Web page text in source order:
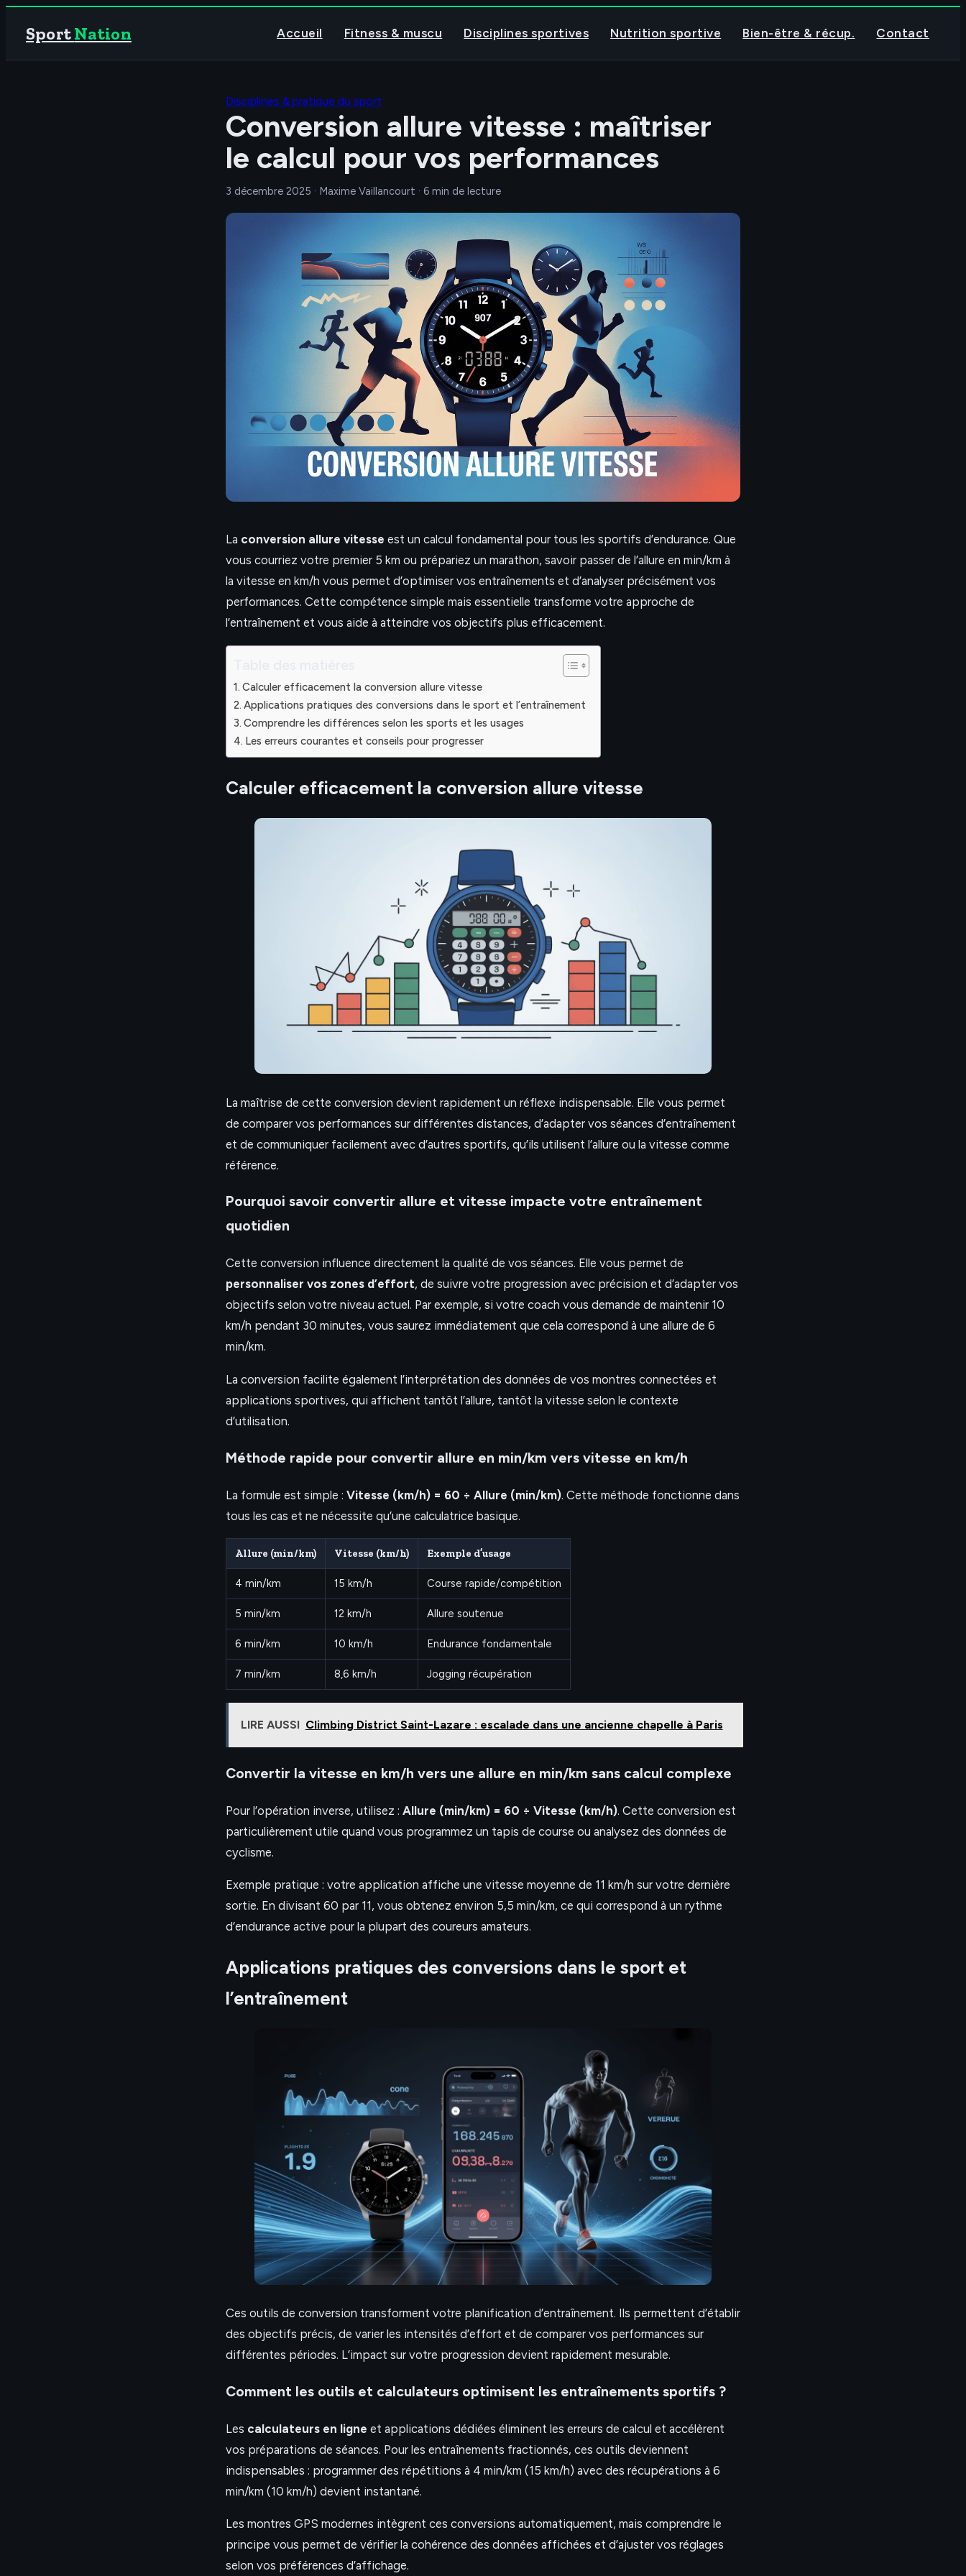
SportNation Accueil Fitness & muscu Disciplines sportives Nutrition sportive Bien-être & récup. Contact
Disciplines & pratique du sport
Conversion allure vitesse : maîtriser
le calcul pour vos performances
3 décembre 2025 · Maxime Vaillancourt · 6 min de lecture
La conversion allure vitesse est un calcul fondamental pour tous les sportifs d’endurance. Que
vous courriez votre premier 5 km ou prépariez un marathon, savoir passer de l’allure en min/km à
la vitesse en km/h vous permet d’optimiser vos entraînements et d’analyser précisément vos
performances. Cette compétence simple mais essentielle transforme votre approche de
l’entraînement et vous aide à atteindre vos objectifs plus efficacement.
Calculer efficacement la conversion allure vitesse
Applications pratiques des conversions dans le sport et l’entraînement
Comprendre les différences selon les sports et les usages
Les erreurs courantes et conseils pour progresser
Calculer efficacement la conversion allure vitesse
La maîtrise de cette conversion devient rapidement un réflexe indispensable. Elle vous permet
de comparer vos performances sur différentes distances, d’adapter vos séances d’entraînement
et de communiquer facilement avec d’autres sportifs, qu’ils utilisent l’allure ou la vitesse comme
référence.
Pourquoi savoir convertir allure et vitesse impacte votre entraînement
quotidien
Cette conversion influence directement la qualité de vos séances. Elle vous permet de
personnaliser vos zones d’effort, de suivre votre progression avec précision et d’adapter vos
objectifs selon votre niveau actuel. Par exemple, si votre coach vous demande de maintenir 10
km/h pendant 30 minutes, vous saurez immédiatement que cela correspond à une allure de 6
min/km.
La conversion facilite également l’interprétation des données de vos montres connectées et
applications sportives, qui affichent tantôt l’allure, tantôt la vitesse selon le contexte
d’utilisation.
Méthode rapide pour convertir allure en min/km vers vitesse en km/h
La formule est simple : Vitesse (km/h) = 60 ÷ Allure (min/km). Cette méthode fonctionne dans
tous les cas et ne nécessite qu’une calculatrice basique.
Allure (min/km) Vitesse (km/h) Exemple d’usage
4 min/km 15 km/h Course rapide/compétition
5 min/km 12 km/h Allure soutenue
6 min/km 10 km/h Endurance fondamentale
7 min/km 8,6 km/h Jogging récupération
LIRE AUSSI Climbing District Saint-Lazare : escalade dans une ancienne chapelle à Paris
Convertir la vitesse en km/h vers une allure en min/km sans calcul complexe
Pour l’opération inverse, utilisez : Allure (min/km) = 60 ÷ Vitesse (km/h). Cette conversion est
particulièrement utile quand vous programmez un tapis de course ou analysez des données de
cyclisme.
Exemple pratique : votre application affiche une vitesse moyenne de 11 km/h sur votre dernière
sortie. En divisant 60 par 11, vous obtenez environ 5,5 min/km, ce qui correspond à un rythme
d’endurance active pour la plupart des coureurs amateurs.
Applications pratiques des conversions dans le sport et
l’entraînement
Ces outils de conversion transforment votre planification d’entraînement. Ils permettent d’établir
des objectifs précis, de varier les intensités d’effort et de comparer vos performances sur
différentes périodes. L’impact sur votre progression devient rapidement mesurable.
Comment les outils et calculateurs optimisent les entraînements sportifs ?
Les calculateurs en ligne et applications dédiées éliminent les erreurs de calcul et accélèrent
vos préparations de séances. Pour les entraînements fractionnés, ces outils deviennent
indispensables : programmer des répétitions à 4 min/km (15 km/h) avec des récupérations à 6
min/km (10 km/h) devient instantané.
Les montres GPS modernes intègrent ces conversions automatiquement, mais comprendre le
principe vous permet de vérifier la cohérence des données affichées et d’ajuster vos réglages
selon vos préférences d’affichage.